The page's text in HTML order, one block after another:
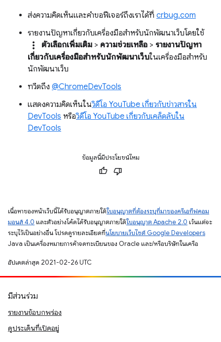
ส่งความคิดเห็นและคำขอฟีเจอร์ถึงเราได้ที่ crbug.com
รายงานปัญหาเกี่ยวกับเครื่องมือสําหรับนักพัฒนาเว็บโดยใช้
more_vert ตัวเลือกเพิ่มเติม > ความช่วยเหลือ > รายงานปัญหา
เกี่ยวกับเครื่องมือสําหรับนักพัฒนาเว็บในเครื่องมือสําหรับ
นักพัฒนาเว็บ
ทวีตถึง @ChromeDevTools
แสดงความคิดเห็นในวิดีโอ YouTube เกี่ยวกับข่าวสารใน
DevTools หรือวิดีโอ YouTube เกี่ยวกับเคล็ดลับใน
DevTools
ข้อมูลนี้มีประโยชน์ไหม
เนื้อหาของหน้าเว็บนี้ได้รับอนุญาตภายใต้ใบอนุญาตที่ต้องระบุที่มาของครีเอทีฟคอม
มอนส์ 4.0 และตัวอย่างโค้ดได้รับอนุญาตภายใต้ใบอนุญาต Apache 2.0 เว้นแต่จะ
ระบุไว้เป็นอย่างอื่น โปรดดูรายละเอียดที่นโยบายเว็บไซต์ Google Developers
Java เป็นเครื่องหมายการค้าจดทะเบียนของ Oracle และ/หรือบริษัทในเครือ
อัปเดตล่าสุด 2021-02-26 UTC
มีส่วนร่วม
รายงานข้อบกพร่อง
ดูประเด็นที่เปิดอยู่